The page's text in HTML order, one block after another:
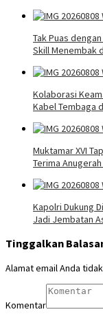
Tak Puas
Skill Menembak
Kolaborasi
Kabel Tembaga
Muktamar XVI
Terima
Kapolri Dukung
Jadi Jembatan
Tinggalkan
Alamat email Anda
Komentar